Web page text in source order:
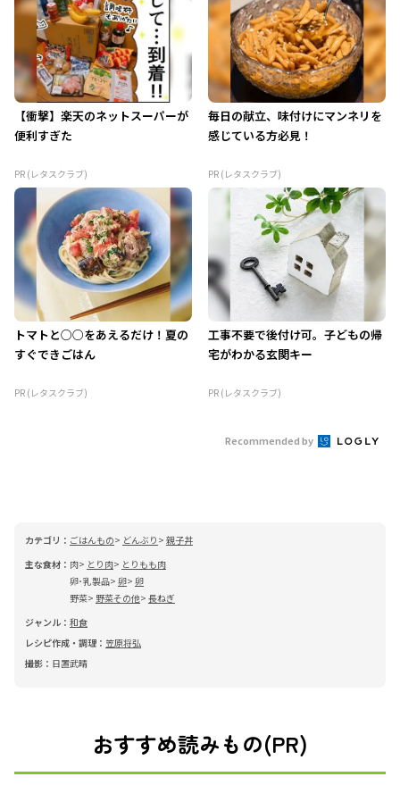
【衝撃】楽天のネットスーパーが
便利すぎた
PR (レタスクラブ)
毎日の献立、味付けにマンネリを
感じている方必見！
PR (レタスクラブ)
トマトと○○をあえるだけ！夏の
すぐできごはん
PR (レタスクラブ)
工事不要で後付け可。子どもの帰
宅がわかる玄関キー
PR (レタスクラブ)
Recommended by
カテゴリ： ごはんもの どんぶり
親子丼
主な食材： 肉 とり肉
とりもも肉
卵･乳製品 卵 卵
野菜
野菜その他 長ねぎ
ジャンル： 和食
レシピ作成・調理： 笠原将弘
撮影： 日置武晴
おすすめ読みもの(PR)